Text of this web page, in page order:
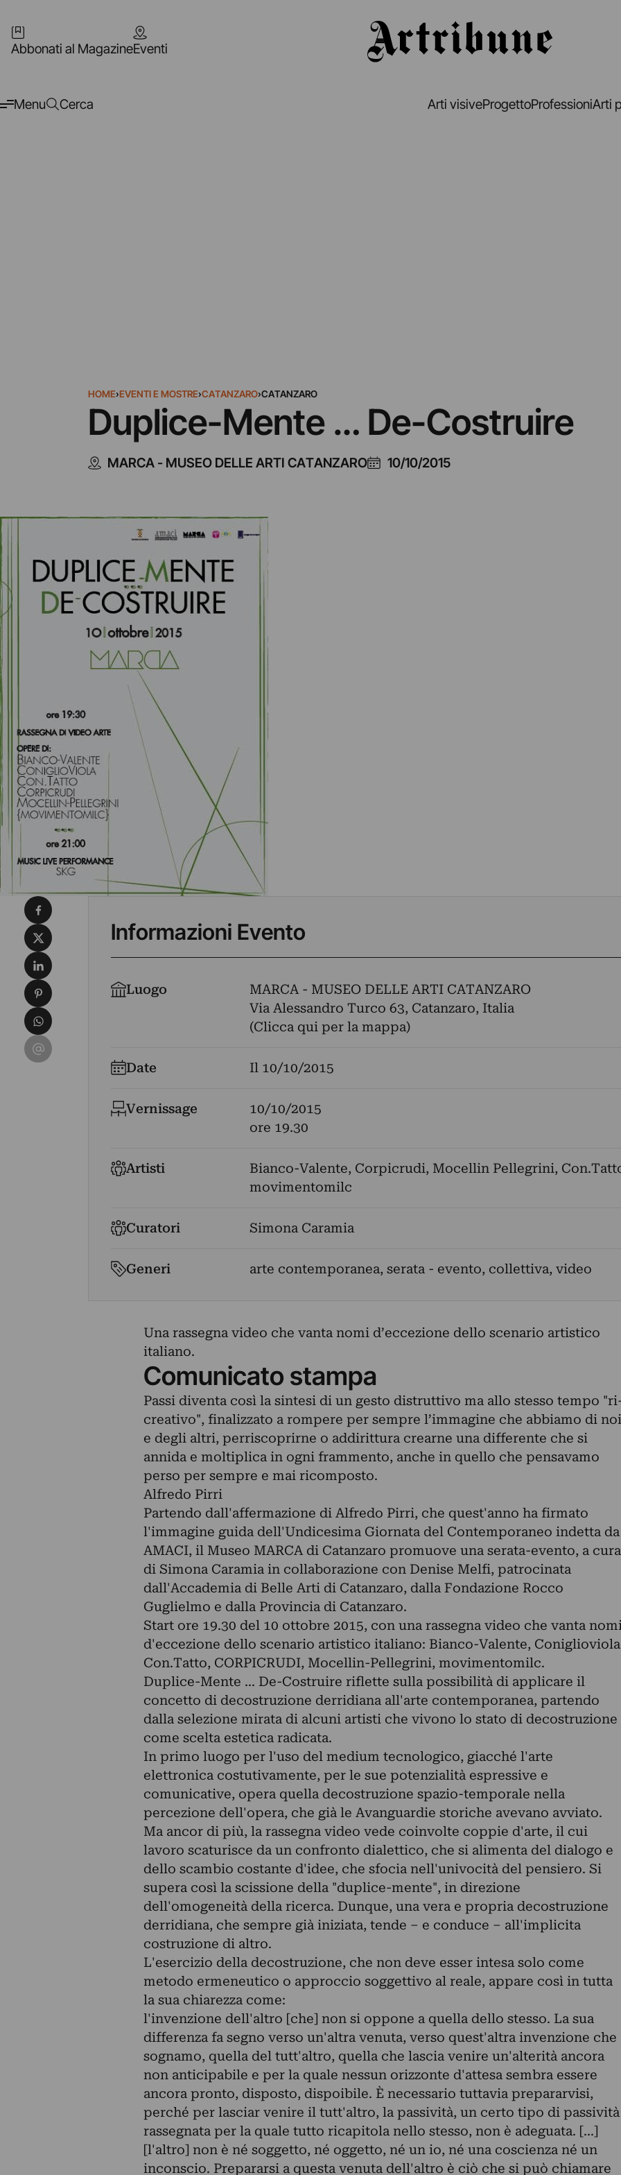
Abbonati al MagazineEventi
Menu Cerca Arti visiveProgettoProfessioniArti
HOME›EVENTI E MOSTRE›CATANZARO›CATANZARO
Duplice-Mente … De-Costruire
MARCA - MUSEO DELLE ARTI CATANZARO 10/10/2015
Informazioni Evento
Luogo
MARCA - MUSEO DELLE ARTI CATANZARO
Via Alessandro Turco 63, Catanzaro, Italia
(Clicca qui per la mappa)
Date Il 10/10/2015
Vernissage
10/10/2015
ore 19.30
Artisti Bianco-Valente, Corpicrudi, Mocellin Pellegrini,
movimentomilc
Curatori Simona Caramia
Generi arte contemporanea, serata - evento, collettiva, video
Una rassegna video che vanta nomi d’eccezione dello scenario artistico
italiano.
Comunicato stampa
Passi diventa così la sintesi di un gesto distruttivo ma allo stesso tempo
creativo", finalizzato a rompere per sempre l’immagine che abbiamo di noi
e degli altri, perriscoprirne o addirittura crearne una differente che si
annida e moltiplica in ogni frammento, anche in quello che pensavamo
perso per sempre e mai ricomposto.
Alfredo Pirri
Partendo dall'affermazione di Alfredo Pirri, che quest'anno ha firmato
l'immagine guida dell'Undicesima Giornata del Contemporaneo indetta da
AMACI, il Museo MARCA di Catanzaro promuove una serata-evento, a cura
di Simona Caramia in collaborazione con Denise Melfi, patrocinata
dall'Accademia di Belle Arti di Catanzaro, dalla Fondazione Rocco
Guglielmo e dalla Provincia di Catanzaro.
Start ore 19.30 del 10 ottobre 2015, con una rassegna video che vanta
d'eccezione dello scenario artistico italiano: Bianco-Valente,
Con.Tatto, CORPICRUDI, Mocellin-Pellegrini, movimentomilc.
Duplice-Mente ... De-Costruire riflette sulla possibilità di applicare il
concetto di decostruzione derridiana all'arte contemporanea, partendo
dalla selezione mirata di alcuni artisti che vivono lo stato di decostruzione
come scelta estetica radicata.
In primo luogo per l'uso del medium tecnologico, giacché l'arte
elettronica costutivamente, per le sue potenzialità espressive e
comunicative, opera quella decostruzione spazio-temporale nella
percezione dell'opera, che già le Avanguardie storiche avevano avviato.
Ma ancor di più, la rassegna video vede coinvolte coppie d'arte, il cui
lavoro scaturisce da un confronto dialettico, che si alimenta del dialogo e
dello scambio costante d'idee, che sfocia nell'univocità del pensiero. Si
supera così la scissione della "duplice-mente", in direzione
dell'omogeneità della ricerca. Dunque, una vera e propria decostruzione
derridiana, che sempre già iniziata, tende – e conduce – all'implicita
costruzione di altro.
L'esercizio della decostruzione, che non deve esser intesa solo come
metodo ermeneutico o approccio soggettivo al reale, appare così in tutta
la sua chiarezza come:
l'invenzione dell'altro [che] non si oppone a quella dello stesso. La sua
differenza fa segno verso un'altra venuta, verso quest'altra invenzione che
sognamo, quella del tutt'altro, quella che lascia venire un'alterità ancora
non anticipabile e per la quale nessun orizzonte d'attesa sembra essere
ancora pronto, disposto, dispoibile. È necessario tuttavia prepararvisi,
perché per lasciar venire il tutt'altro, la passività, un certo tipo di passività
rassegnata per la quale tutto ricapitola nello stesso, non è adeguata. [...]
[l'altro] non è né soggetto, né oggetto, né un io, né una coscienza né un
inconscio. Prepararsi a questa venuta dell'altro è ciò che si può chiamare
Condividi su Facebook
Condividi su X
Condividi su LinkedIn
Condividi su Pinterest
Condividi su WhatsApp
Condividi su Email